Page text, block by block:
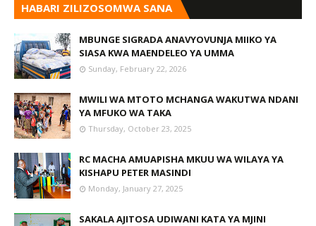
HABARI ZILIZOSOMWA SANA
MBUNGE SIGRADA ANAVYOVUNJA MIIKO YA
SIASA KWA MAENDELEO YA UMMA
Sunday, February 22, 2026
MWILI WA MTOTO MCHANGA WAKUTWA NDANI
YA MFUKO WA TAKA
Thursday, October 23, 2025
RC MACHA AMUAPISHA MKUU WA WILAYA YA
KISHAPU PETER MASINDI
Monday, January 27, 2025
SAKALA AJITOSA UDIWANI KATA YA MJINI